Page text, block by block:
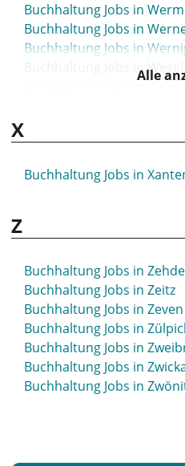
Buchhaltung Jobs in
Buchhaltung Jobs in
Buchhaltung Jobs in
Buchhaltung Jobs in Wesel
Buchhaltung Jobs in
Buchhaltung Jobs in
Buchhaltung Jobs in Wiehl
Buchhaltung Jobs in
Buchhaltung Jobs in
Buchhaltung Jobs in Willich
Buchhaltung Jobs in
Buchhaltung Jobs in
Buchhaltung Jobs in
Buchhaltung Jobs in
Buchhaltung Jobs in
Alle
X
Buchhaltung Jobs in
Z
Buchhaltung Jobs in
Buchhaltung Jobs in Zeitz
Buchhaltung Jobs in Zeven
Buchhaltung Jobs in
Buchhaltung Jobs in
Buchhaltung Jobs in
Buchhaltung Jobs in